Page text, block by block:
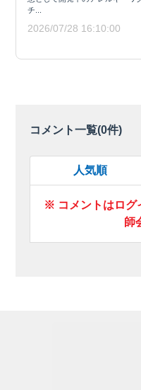
チ...
2026/07/28 16:10:00
コメント一覧(0件)
人気順
※ コメントはログ
師